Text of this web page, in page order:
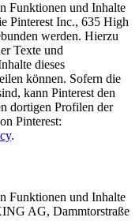
Funktionen und Inhalte
Pinterest Inc., 635 High
werden. Hierzu
Texte und
dieses
können. Sofern die
kann Pinterest den
dortigen Profilen der
Pinterest:
.
Funktionen und Inhalte
AG, Dammtorstraße